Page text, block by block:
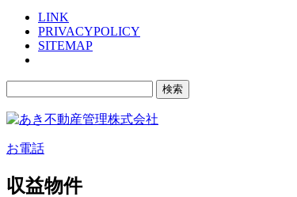
LINK
PRIVACYPOLICY
SITEMAP
お電話
収益物件